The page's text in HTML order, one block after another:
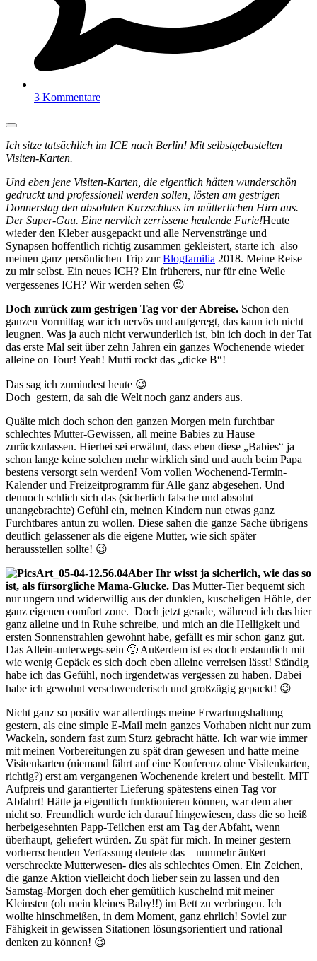
3 Kommentare
Ich sitze tatsächlich im ICE nach Berlin! Mit selbstgebastelten
Visiten-Karten.
Und eben jene Visiten-Karten, die eigentlich hätten wunderschön
gedruckt und professionell werden sollen, lösten am gestrigen
Donnerstag den absoluten Kurzschluss im mütterlichen Hirn aus.
Der Super-Gau. Eine nervlich zerrissene heulende Furie!Heute
wieder den Kleber ausgepackt und alle Nervenstränge und
Synapsen hoffentlich richtig zusammen gekleistert, starte ich also
meinen ganz persönlichen Trip zurBlogfamilia 2018. Meine Reise
zu mir selbst. Ein neues ICH? Ein früherers, nur für eine Weile
vergessenes ICH? Wir werden sehen 😉
Doch zurück zum gestrigen Tag vor der Abreise. Schon den
ganzen Vormittag war ich nervös und aufgeregt, das kann ich nicht
leugnen. Was ja auch nicht verwunderlich ist, bin ich doch in der Tat
das erste Mal seit über zehn Jahren ein ganzes Wochenende wieder
alleine on Tour! Yeah! Mutti rockt das „dicke B“!
Das sag ich zumindest heute 😉
Doch gestern, da sah die Welt noch ganz anders aus.
Quälte mich doch schon den ganzen Morgen mein furchtbar
schlechtes Mutter-Gewissen, all meine Babies zu Hause
zurückzulassen. Hierbei sei erwähnt, dass eben diese „Babies“ ja
schon lange keine solchen mehr wirklich sind und auch beim Papa
bestens versorgt sein werden! Vom vollen Wochenend-Termin-
Kalender und Freizeitprogramm für Alle ganz abgesehen. Und
dennoch schlich sich das (sicherlich falsche und absolut
unangebrachte) Gefühl ein, meinen Kindern nun etwas ganz
Furchtbares antun zu wollen. Diese sahen die ganze Sache übrigens
deutlich gelassener als die eigene Mutter, wie sich später
herausstellen sollte! 😉
Aber Ihr wisst ja sicherlich, wie das so
ist, als fürsorgliche Mama-Glucke. Das Mutter-Tier bequemt sich
nur ungern und widerwillig aus der dunklen, kuscheligen Höhle, der
ganz eigenen comfort zone. Doch jetzt gerade, während ich das hier
ganz alleine und in Ruhe schreibe, und mich an die Helligkeit und
ersten Sonnenstrahlen gewöhnt habe, gefällt es mir schon ganz gut.
Das Allein-unterwegs-sein 🙂 Außerdem ist es doch erstaunlich mit
wie wenig Gepäck es sich doch eben alleine verreisen lässt! Ständig
habe ich das Gefühl, noch irgendetwas vergessen zu haben. Dabei
habe ich gewohnt verschwenderisch und großzügig gepackt! 😉
Nicht ganz so positiv war allerdings meine Erwartungshaltung
gestern, als eine simple E-Mail mein ganzes Vorhaben nicht nur zum
Wackeln, sondern fast zum Sturz gebracht hätte. Ich war wie immer
mit meinen Vorbereitungen zu spät dran gewesen und hatte meine
Visitenkarten (niemand fährt auf eine Konferenz ohne Visitenkarten,
richtig?) erst am vergangenen Wochenende kreiert und bestellt. MIT
Aufpreis und garantierter Lieferung spätestens einen Tag vor
Abfahrt! Hätte ja eigentlich funktionieren können, war dem aber
nicht so. Freundlich wurde ich darauf hingewiesen, dass die so heiß
herbeigesehnten Papp-Teilchen erst am Tag der Abfaht, wenn
überhaupt, geliefert würden. Zu spät für mich. In meiner gestern
vorherrschenden Verfassung deutete das – nunmehr äußert
verschreckte Mutterwesen- dies als schlechtes Omen. Ein Zeichen,
die ganze Aktion vielleicht doch lieber sein zu lassen und den
Samstag-Morgen doch eher gemütlich kuschelnd mit meiner
Kleinsten (oh mein kleines Baby!!) im Bett zu verbringen. Ich
wollte hinschmeißen, in dem Moment, ganz ehrlich! Soviel zur
Fähigkeit in gewissen Sitationen lösungsorientiert und rational
denken zu können! 😉